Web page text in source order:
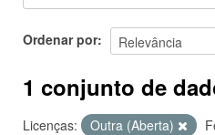
Sobre
Ordenar por
1 conjunto de
Licenças: Outra (Aberta)